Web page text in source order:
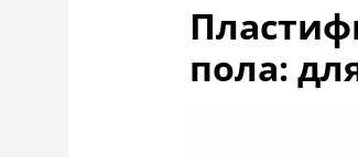
пола: